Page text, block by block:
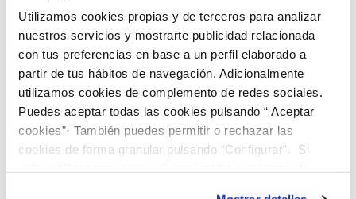
Utilizamos cookies propias y de terceros para analizar
nuestros servicios y mostrarte publicidad relacionada
con tus preferencias en base a un perfil elaborado a
partir de tus hábitos de navegación. Adicionalmente
utilizamos cookies de complemento de redes sociales.
Puedes aceptar todas las cookies pulsando “ Aceptar
cookies”· También puedes permitir o rechazar las
cookies de forma granular pulsando “Configurar”. Si